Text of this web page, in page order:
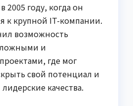
2005 году, когда он
к крупной IT-компании.
возможность
и
где мог
свой потенциал и
качества.